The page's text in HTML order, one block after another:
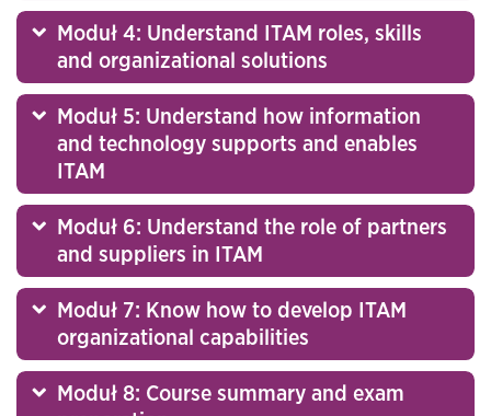
Moduł 4: Understand ITAM roles, skills
and organizational solutions
Moduł 5: Understand how information
and technology supports and enables
ITAM
Moduł 6: Understand the role of partners
and suppliers in ITAM
Moduł 7: Know how to develop ITAM
organizational capabilities
Moduł 8: Course summary and exam